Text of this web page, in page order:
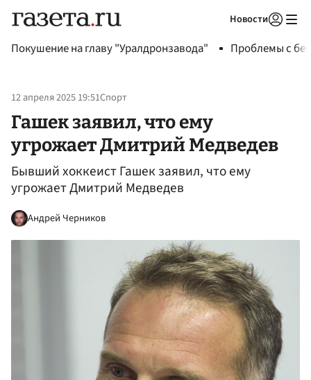
Новости
Покушение на главу "Уралдронзавода" Проблемы с
12 апреля 2025 19:51Спорт
Гашек заявил, что ему
угрожает Дмитрий Медведев
Бывший хоккеист Гашек заявил, что ему
угрожает Дмитрий Медведев
Андрей Черников